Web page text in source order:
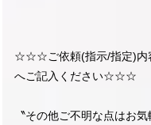
☆☆☆ご依頼(指示/指定)内
へご記入ください☆☆☆
〝その他ご不明な点はお